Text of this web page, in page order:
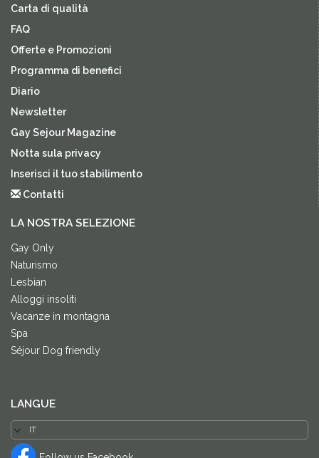
Carta di qualità
FAQ
Offerte e Promozioni
Programma di benefici
Diario
Newsletter
Gay Sejour Magazine
Notta sula privacy
Inserisci il tuo stabilimento
Contatti
LA NOSTRA SELEZIONE
Gay Only
Naturismo
Lesbian
Alloggi insoliti
Vacanze in montagna
Spa
Séjour Dog friendly
LANGUE